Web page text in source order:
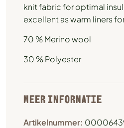
knit fabric for optimal
excellent as warm liners
70 % Merino wool
30 % Polyester
MEER INFORMATIE
Artikelnummer: